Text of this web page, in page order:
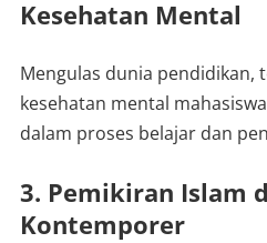
Kesehatan Mental
Mengulas dunia pendidikan,
kesehatan mental
dalam proses belajar dan
3. Pemikiran Islam
Kontemporer